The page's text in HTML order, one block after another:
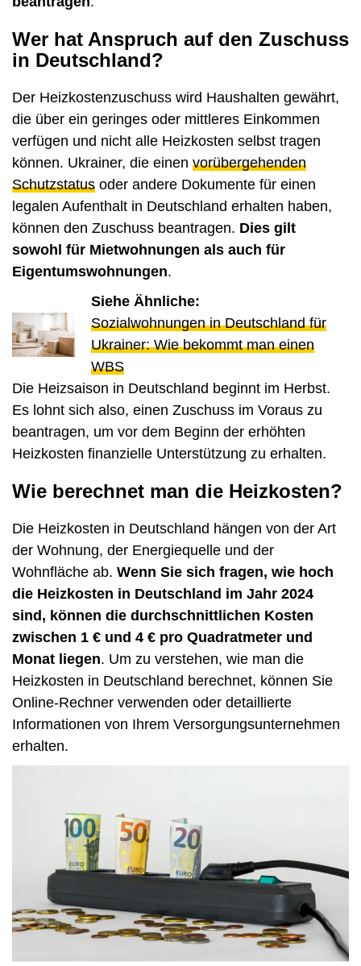
Wer hat Anspruch auf den Zuschuss
in Deutschland?
Der Heizkostenzuschuss wird Haushalten gewährt,
die über ein geringes oder mittleres Einkommen
verfügen und nicht alle Heizkosten selbst tragen
können. Ukrainer, die einen vorübergehenden
Schutzstatus oder andere Dokumente für einen
legalen Aufenthalt in Deutschland erhalten haben,
können den Zuschuss beantragen. Dies gilt
sowohl für Mietwohnungen als auch für
Eigentumswohnungen.
Siehe Ähnliche:
Sozialwohnungen in Deutschland für
Ukrainer: Wie bekommt man einen
WBS
Die Heizsaison in Deutschland beginnt im Herbst.
Es lohnt sich also, einen Zuschuss im Voraus zu
beantragen, um vor dem Beginn der erhöhten
Heizkosten finanzielle Unterstützung zu erhalten.
Wie berechnet man die Heizkosten?
Die Heizkosten in Deutschland hängen von der Art
der Wohnung, der Energiequelle und der
Wohnfläche ab. Wenn Sie sich fragen, wie hoch
die Heizkosten in Deutschland im Jahr 2024
sind, können die durchschnittlichen Kosten
zwischen 1 € und 4 € pro Quadratmeter und
Monat liegen. Um zu verstehen, wie man die
Heizkosten in Deutschland berechnet, können Sie
Online-Rechner verwenden oder detaillierte
Informationen von Ihrem Versorgungsunternehmen
erhalten.